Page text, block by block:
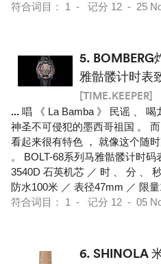
符合词目： 1 - 记分 12 - 25
5. BOMBERG
雅骷髅计时表
[TIME.KEEPER]
... 唱 《 La Bamba 》 民谣 、
神圣不可侵犯的墨西哥祖国 。
看起来很有特色 ， 就像这个随
。 BOLT-68系列马雅骷髅计时码
3540D 石英机芯 ／ 时 、 分 、
防水100米 ／ 表径47mm ／ 限
符合词目： 1 - 记分 12 - 05
6. SHINOLA